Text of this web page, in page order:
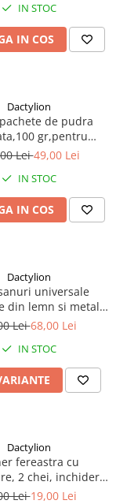
IN STOC
IN COS
Dactylion
de pudra
gr,pentru
toxica,cantitate
Lei49,00 Lei
IN STOC
IN COS
Dactylion
universale
din lemn si metal
largit si alungit
pentru pantofi,
si ghete
Lei68,00 Lei
IN STOC
Dactylion
fereastra cu
2 chei, inchidere
model universal,
Lei19,00 Lei